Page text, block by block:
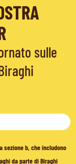
sulle
b, che includono
da parte di Biraghi